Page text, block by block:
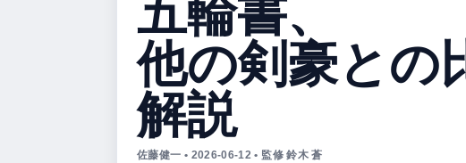
他の剣豪との
解説
佐藤健一 • 2026-06-12 • 監修 鈴木 蒼